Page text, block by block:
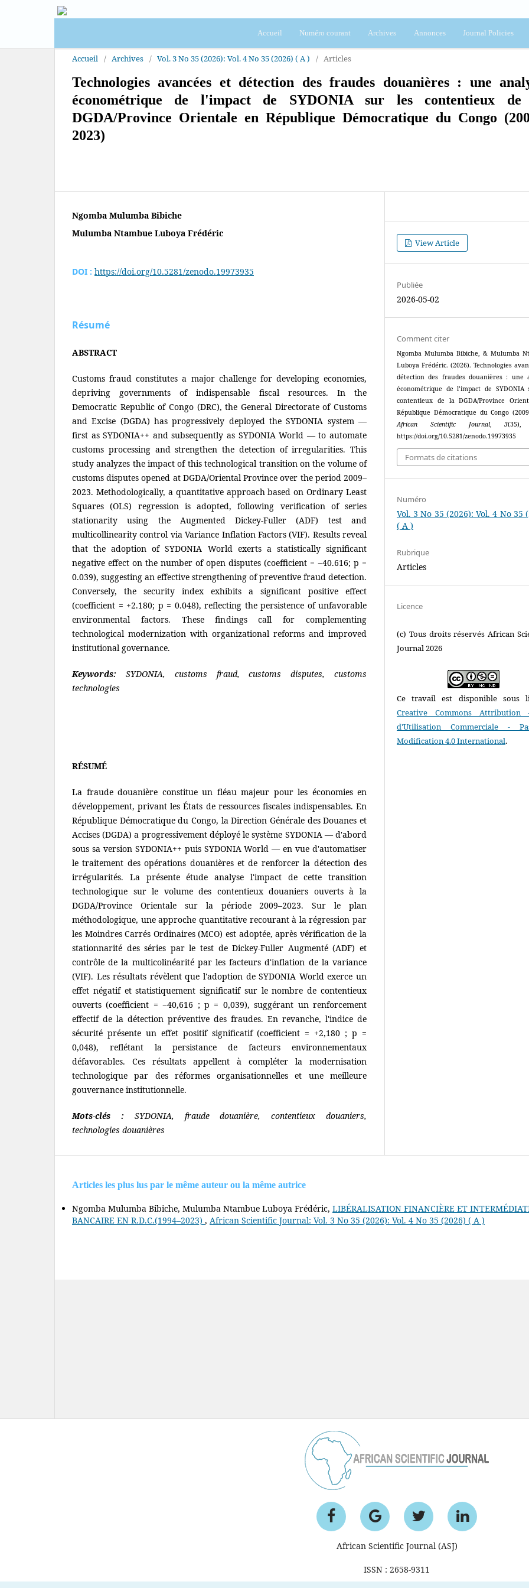
Accueil Numéro courant Archives Annonces Journal Policies
Accueil / Archives / Vol. 3 No 35 (2026): Vol. 4 No 35 (2026) ( A ) / Articles
Technologies avancées et détection des fraudes douanières : une
économétrique de l'impact de SYDONIA sur les contentieux
DGDA/Province Orientale en République Démocratique du Congo
2023)
Ngomba Mulumba Bibiche
Mulumba Ntambue Luboya Frédéric
DOI : https://doi.org/10.5281/zenodo.19973935
Résumé
ABSTRACT
Customs fraud constitutes a major challenge for developing economies,
depriving governments of indispensable fiscal resources. In the
Democratic Republic of Congo (DRC), the General Directorate of Customs
and Excise (DGDA) has progressively deployed the SYDONIA system —
first as SYDONIA++ and subsequently as SYDONIA World — to automate
customs processing and strengthen the detection of irregularities. This
study analyzes the impact of this technological transition on the volume of
customs disputes opened at DGDA/Oriental Province over the period 2009–
2023. Methodologically, a quantitative approach based on Ordinary Least
Squares (OLS) regression is adopted, following verification of series
stationarity using the Augmented Dickey-Fuller (ADF) test and
multicollinearity control via Variance Inflation Factors (VIF). Results reveal
that the adoption of SYDONIA World exerts a statistically significant
negative effect on the number of open disputes (coefficient = −40.616; p =
0.039), suggesting an effective strengthening of preventive fraud detection.
Conversely, the security index exhibits a significant positive effect
(coefficient = +2.180; p = 0.048), reflecting the persistence of unfavorable
environmental factors. These findings call for complementing
technological modernization with organizational reforms and improved
institutional governance.
Keywords: SYDONIA, customs fraud, customs disputes, customs
technologies
RÉSUMÉ
La fraude douanière constitue un fléau majeur pour les économies en
développement, privant les États de ressources fiscales indispensables. En
République Démocratique du Congo, la Direction Générale des Douanes et
Accises (DGDA) a progressivement déployé le système SYDONIA — d'abord
sous sa version SYDONIA++ puis SYDONIA World — en vue d'automatiser
le traitement des opérations douanières et de renforcer la détection des
irrégularités. La présente étude analyse l'impact de cette transition
technologique sur le volume des contentieux douaniers ouverts à la
DGDA/Province Orientale sur la période 2009–2023. Sur le plan
méthodologique, une approche quantitative recourant à la régression par
les Moindres Carrés Ordinaires (MCO) est adoptée, après vérification de la
stationnarité des séries par le test de Dickey-Fuller Augmenté (ADF) et
contrôle de la multicolinéarité par les facteurs d'inflation de la variance
(VIF). Les résultats révèlent que l'adoption de SYDONIA World exerce un
effet négatif et statistiquement significatif sur le nombre de contentieux
ouverts (coefficient = −40,616 ; p = 0,039), suggérant un renforcement
effectif de la détection préventive des fraudes. En revanche, l'indice de
sécurité présente un effet positif significatif (coefficient = +2,180 ; p =
0,048), reflétant la persistance de facteurs environnementaux
défavorables. Ces résultats appellent à compléter la modernisation
technologique par des réformes organisationnelles et une meilleure
gouvernance institutionnelle.
Mots-clés : SYDONIA, fraude douanière, contentieux douaniers,
technologies douanières
View Article
Publiée
2026-05-02
Comment citer
Ngomba Mulumba Bibiche, & Mulumba
Luboya Frédéric. (2026). Technologies
détection des fraudes douanières : une
économétrique de l’impact de SYDONIA
contentieux de la DGDA/Province
République Démocratique du Congo
African Scientific Journal,3(35),
https://doi.org/10.5281/zenodo.19973935
Formats de citations
Numéro
Vol. 3 No 35 (2026): Vol. 4 No 35
( A )
Rubrique
Articles
Licence
(c) Tous droits réservés African
Journal 2026
Ce travail est disponible sous
Creative Commons Attribution
d'Utilisation Commerciale -
Modification 4.0 International.
Articles les plus lus par le même auteur ou la même autrice
Ngomba Mulumba Bibiche, Mulumba Ntambue Luboya Frédéric, LIBÉRALISATION FINANCIÈRE ET
BANCAIRE EN R.D.C.(1994–2023) , African Scientific Journal: Vol. 3 No 35 (2026): Vol. 4 No 35 (2026) ( A )
African Scientific Journal (ASJ)
ISSN : 2658-9311